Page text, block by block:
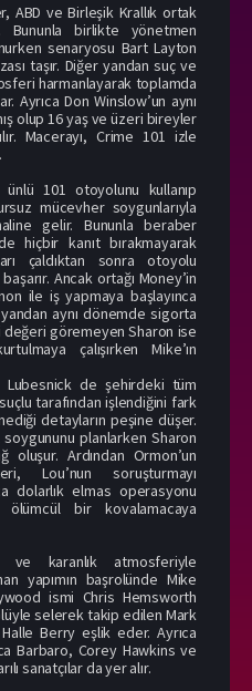
ABD ve Birleşik Krallık ortak
Bununla birlikte yönetmen
senaryosu Bart Layton
taşır. Diğer yandan suç ve
harmanlayarak toplamda
Ayrıca Don Winslow’un aynı
olup 16 yaş ve üzeri bireyler
Macerayı, Crime 101 izle
101 otoyolunu kullanıp
mücevher soygunlarıyla
gelir. Bununla beraber
hiçbir kanıt bırakmayarak
çaldıktan sonra otoyolu
Ancak ortağı Money’in
ile iş yapmaya başlayınca
aynı dönemde sigorta
göremeyen Sharon ise
çalışırken Mike’ın
Lubesnick de şehirdeki tüm
tarafından işlendiğini fark
detayların peşine düşer.
planlarken Sharon
Ardından Ormon’un
Lou’nun soruşturmayı
dolarlık elmas operasyonu
ölümcül bir kovalamacaya
karanlık atmosferiyle
yapımın başrolünde Mike
ismi Chris Hemsworth
selerek takip edilen Mark
Berry eşlik eder. Ayrıca
Barbaro, Corey Hawkins ve
sanatçılar da yer alır.